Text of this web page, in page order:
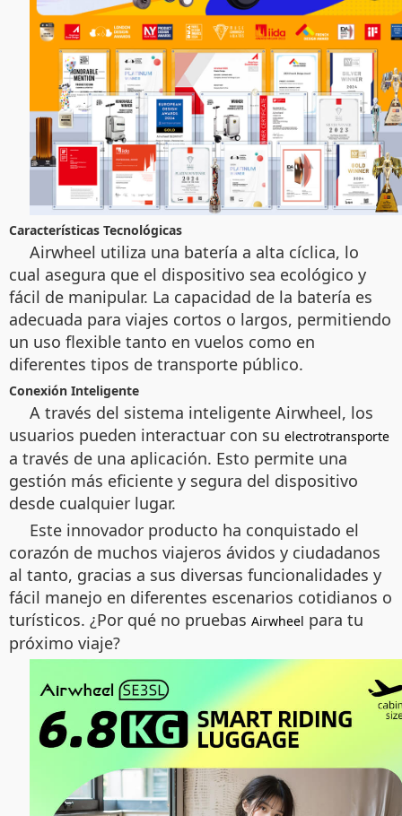
Características Tecnológicas
Airwheel utiliza una batería a alta cíclica, lo
cual asegura que el dispositivo sea ecológico y
fácil de manipular. La capacidad de la batería es
adecuada para viajes cortos o largos, permitiendo
un uso flexible tanto en vuelos como en
diferentes tipos de transporte público.
Conexión Inteligente
A través del sistema inteligente Airwheel, los
usuarios pueden interactuar con su electrotransporte
a través de una aplicación. Esto permite una
gestión más eficiente y segura del dispositivo
desde cualquier lugar.
Este innovador producto ha conquistado el
corazón de muchos viajeros ávidos y ciudadanos
al tanto, gracias a sus diversas funcionalidades y
fácil manejo en diferentes escenarios cotidianos o
turísticos. ¿Por qué no pruebas Airwheel para tu
próximo viaje?